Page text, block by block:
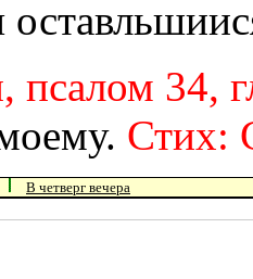
псалом 34,
Стих:
В четверг вечера